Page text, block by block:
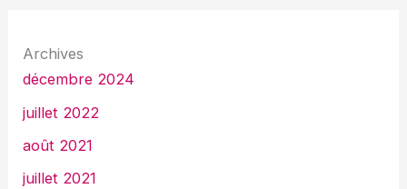
Archives
décembre 2024
juillet 2022
août 2021
juillet 2021